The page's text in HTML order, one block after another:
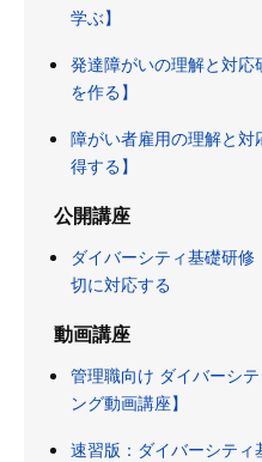
学ぶ】
発達障がいの理解と対
を作る】
障がい者雇用の理解と
得する】
公開講座
ダイバーシティ基礎研
切に対応する
動画講座
管理職向け ダイバーシ
ング動画講座】
速習版：ダイバーシテ